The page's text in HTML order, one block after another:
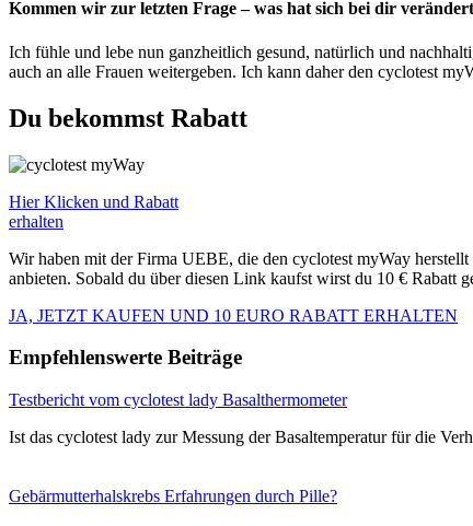
Kommen wir zur letzten Frage – was hat sich bei dir
Ich fühle und lebe nun ganzheitlich gesund, natürlich und
auch an alle Frauen weitergeben. Ich kann daher den cyclotest
Du bekommst Rabatt
Hier Klicken und Rabatt
erhalten
Wir haben mit der Firma UEBE, die den cyclotest myWay
anbieten. Sobald du über diesen Link kaufst wirst du 10 € Rabatt
JA, JETZT KAUFEN UND 10 EURO RABATT ERHALTEN
Empfehlenswerte Beiträge
Testbericht vom cyclotest lady Basalthermometer
Ist das cyclotest lady zur Messung der Basaltemperatur für die
Gebärmutterhalskrebs Erfahrungen durch Pille?